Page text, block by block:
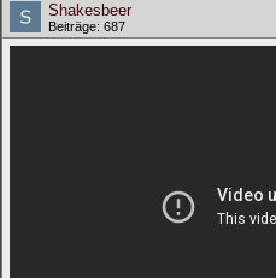
Shakesbeer
Beiträge: 687